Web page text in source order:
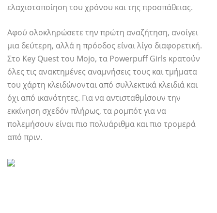
ελαχιστοποίηση του χρόνου και της προσπάθειας.
Αφού ολοκληρώσετε την πρώτη αναζήτηση, ανοίγει
μια δεύτερη, αλλά η πρόοδος είναι λίγο διαφορετική.
Στο Key Quest του Mojo, τα Powerpuff Girls κρατούν
όλες τις ανακτημένες αναμνήσεις τους και τμήματα
του χάρτη κλειδώνονται από συλλεκτικά κλειδιά και
όχι από ικανότητες. Για να αντισταθμίσουν την
εκκίνηση σχεδόν πλήρως, τα ρομπότ για να
πολεμήσουν είναι πιο πολυάριθμα και πιο τρομερά
από πριν.